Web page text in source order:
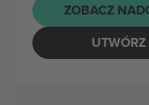
ZOBACZ